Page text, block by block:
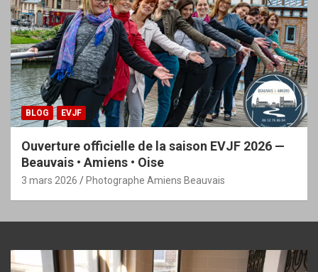
BLOG EVJF
Ouverture officielle de la saison EVJF 2026 —
Beauvais • Amiens • Oise
3 mars 2026 Photographe Amiens Beauvais